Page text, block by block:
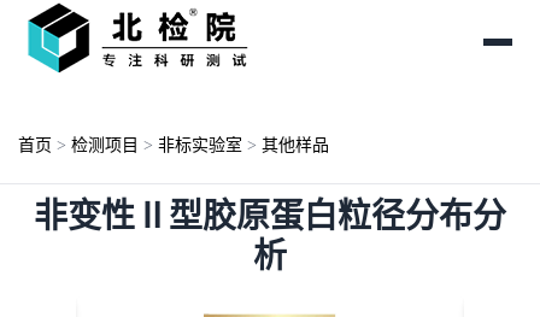
首页 > 检测项目 > 非标实验室 > 其他样品
非变性Ⅱ型胶原蛋白粒径分布分
析